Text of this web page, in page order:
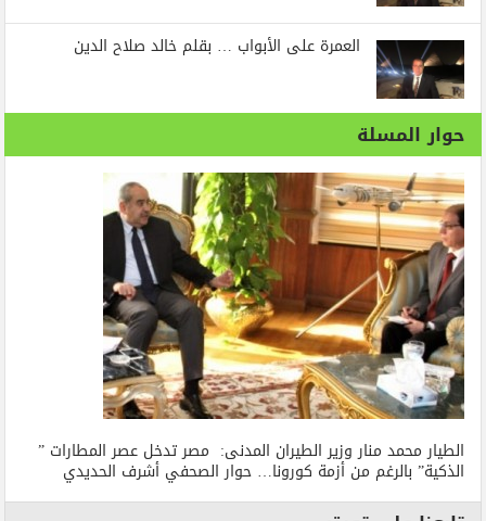
العمرة على الأبواب … بقلم خالد صلاح الدين
حوار المسلة
الطيار محمد منار وزير الطيران المدنى: مصر تدخل عصر المطارات ”
الذكية” بالرغم من أزمة كورونا… حوار الصحفي أشرف الحديدي